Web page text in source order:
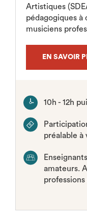
Artistiques
pédagogiques à
musiciens
EN SAVOIR
10h - 12h
préalable à
amateurs.